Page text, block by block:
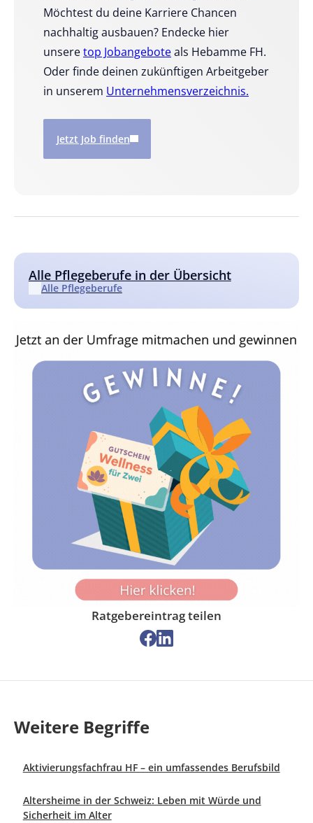
Möchtest du deine Karriere Chancen
nachhaltig ausbauen? Endecke hier
unseretop Jobangeboteals Hebamme FH.
Oder finde deinen zukünftigen Arbeitgeber
in unserem Unternehmensverzeichnis.
Jetzt Job finden
Alle Pflegeberufe in der Übersicht
Alle Pflegeberufe
Ratgebereintrag teilen
Weitere Begriffe
Aktivierungsfachfrau HF – ein umfassendes Berufsbild
Altersheime in der Schweiz: Leben mit Würde und
Sicherheit im Alter